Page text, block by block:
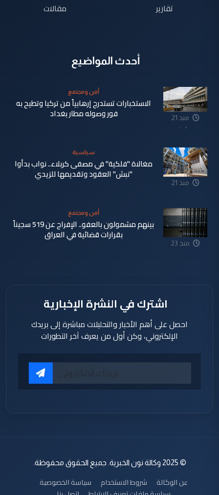
تقارير
مقالات
أحدث المواضيع
منذ 21
ساعة
أمن ومجتمع
الاستخبارات تستدرج إرهابياً من تركيا وتطيح به
فور وصوله مطار بغداد
منذ 21
سياسية
مغالاة "فلكية" في مصفى كربلاء.. نواب بدأوا
"نبش" العقود وتقديمها للزيدي
منذ 23
أمن ومجتمع
بينهم مشمولون بالعفو.. الإفراج عن 519 سجيناً
بقرارات قضائية في العراق
اشترك في النشرة الإخبارية
احصل على أهم الأخبار والتحليلات مباشرة إلى بريدك
الإلكتروني، وكن أول من يعرف آخر التطورات
© 2025 وكالة نون الخبرية. جميع الحقوق محفوظة.
عن الوكالة شروط الاستخدام
سياسة الخصوصية